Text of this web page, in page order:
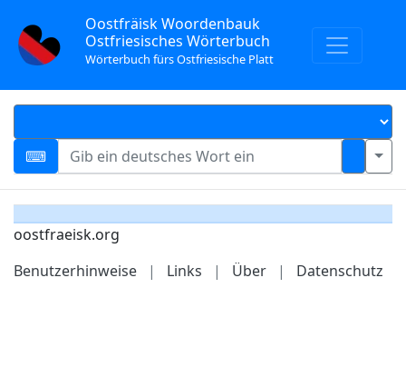
Oostfräisk Woordenbauk
Ostfriesisches Wörterbuch
Wörterbuch fürs Ostfriesische Platt
oostfraeisk.org
Benutzerhinweise
| Links | Über | Datenschutz